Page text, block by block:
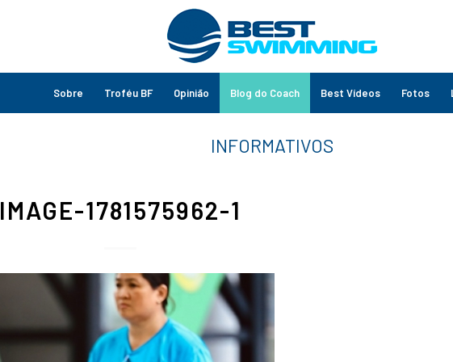
Sobre Troféu BF Opinião Blog do Coach Best Vídeos Fotos
IMAGE-1781575962-1